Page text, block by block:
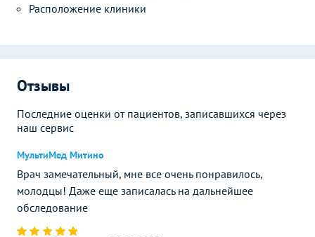
Расположение клиники
Отзывы
Последние оценки от пациентов, записавшихся через
наш сервис
МультиМед Митино
Врач замечательный, мне все очень понравилось,
молодцы! Даже еще записалась на дальнейшее
обследование